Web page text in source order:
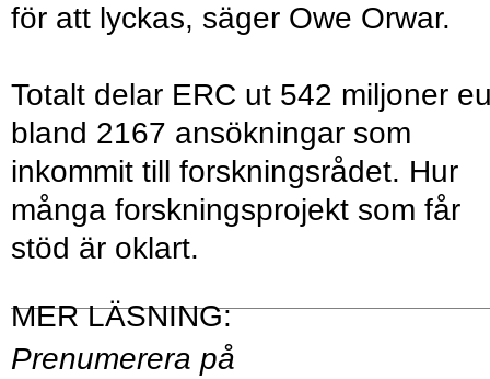
för att lyckas, säger Owe Orwar.
Totalt delar ERC ut 542 miljoner
bland 2167 ansökningar som
inkommit till forskningsrådet. Hur
många forskningsprojekt som får
stöd är oklart.
Prenumerera på